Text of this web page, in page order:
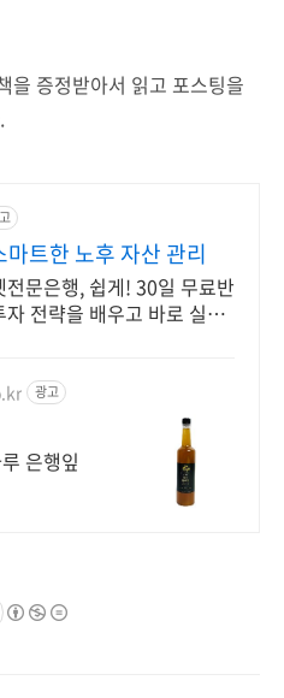
을 증정받아서 읽고 포스팅을
트한 노후 자산 관리
문은행, 쉽게! 30일 무료반
전략을 배우고 바로 실천!
광고
은행잎